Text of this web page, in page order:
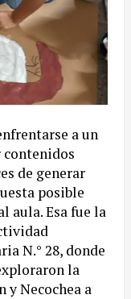
a un
de generar
posible
aula. Esa fue la
N.° 28, donde
la
y Necochea a